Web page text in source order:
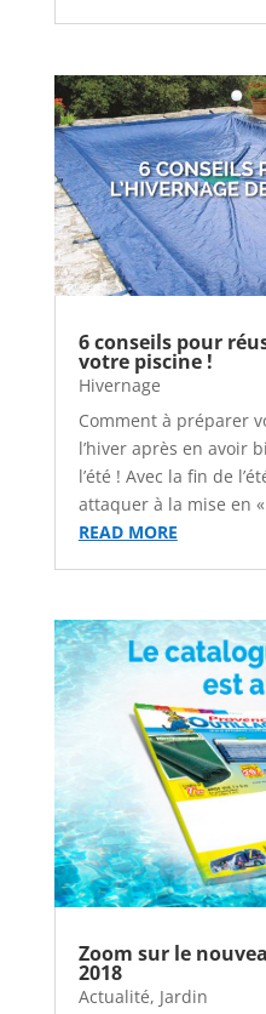
6 conseils pour
votre piscine !
Hivernage
Comment à préparer
l’hiver après en avoir
l’été ! Avec la fin de
attaquer à la mise en
READ MORE
Zoom sur le
2018
Actualité, Jardin